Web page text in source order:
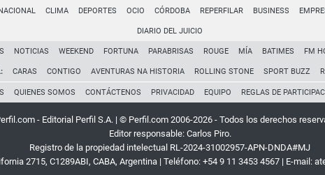
CLIMA DEPORTES OCIO CÓRDOBA REPERFILAR BUSINESS
DIARIO DEL JUICIO
NOTICIAS WEEKEND FORTUNA PARABRISAS ROUGE MÍA BATIMES FM
CARAS CONTIGO AVENTURAS NA HISTORIA ROLLING STONE SPORT BUZZ
QUIENES SOMOS CONTÁCTENOS PRIVACIDAD EQUIPO REGLAS DE
- Editorial Perfil S.A. | © Perfil.com 2006-2026 - Todos los derechos
Editor responsable: Carlos Piro.
Registro de la propiedad intelectual RL-2024-31002957-APN-DNDA#MJ
2715, C1289ABI, CABA, Argentina| Teléfono: +54 9 11 3453 4567| E-mail: